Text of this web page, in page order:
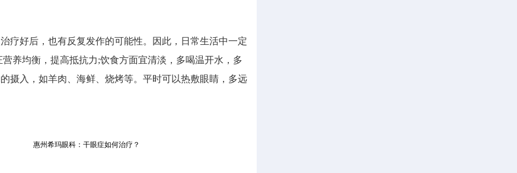
好后，也有反复发作的可能性。因此，日常生活中一定
养均衡，提高抵抗力;饮食方面宜清淡，多喝温开水，多
摄入，如羊肉、海鲜、烧烤等。平时可以热敷眼睛，多远
惠州希玛眼科：干眼症如何治疗？